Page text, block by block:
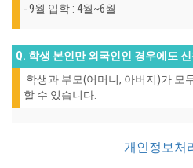
- 9월 입학 : 4월~6월
Q. 학생 본인만 외국인인 경우에도
학생과 부모(어머니, 아버지)가 모
할 수 있습니다.
개인정보처